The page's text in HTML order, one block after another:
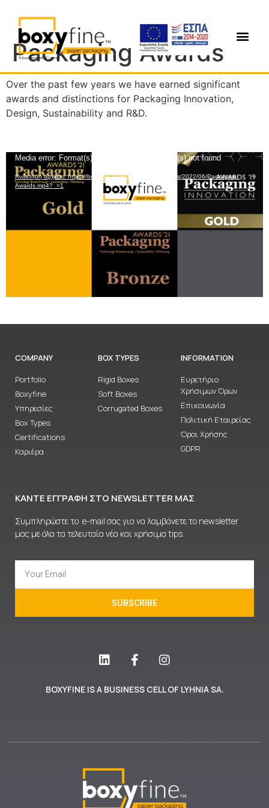
Packaging Awards
Over the past few years we have earned significant
awards and distinctions for Packaging Innovation,
Design, Sustainability and R&D.
Πρόγραμμα
Αναπαραγωγής
Βίντεο
Media error: Format(s) not supported or source(s) not found
Ανάκτηση αρχείου: https://boxyfine.com/wp-content/uploads/2022/06/Packaging-
Awards.mp4?_=1
COMPANY
Portfolio
Boxyfine
Υπηρεσίες
Box Types
Certifications
Καριέρα
BOX TYPES
Rigid Boxes
Soft Boxes
Corrugated Boxes
INFORMATION
Ευρετήριο
Χρήσιμων Όρων
Επικοινωνία
Πολιτική Εταιρείας
Όροι Χρήσης
GDPR
ΚΆΝΤΕ ΕΓΓΡΑΦΉ ΣΤΟ NEWSLETTER ΜΑΣ
Συμπληρώστε το e-mail σας για να λαμβάνετε το newsletter
μας με όλα τα τελευταία νέα και χρήσιμα tips.
SUBSCRIBE
BOXYFINE IS A BUSINESS CELL OF LYHNIA SA.